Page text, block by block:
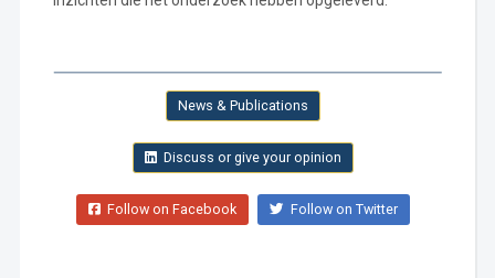
News & Publications
Discuss or give your opinion
Follow on Facebook Follow on Twitter